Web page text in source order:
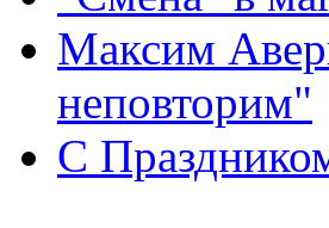
Максим
неповторим"
С